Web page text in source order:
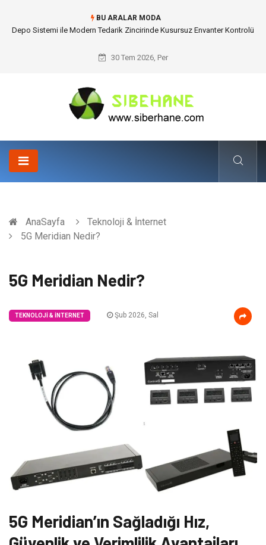
BU ARALAR MODA
Akrilik Boyama Seti ile Evinizde Dijitalden Uzak Bir Deşarj Alanı Tasarlayın
30 Tem 2026, Per
AnaSayfa
Teknoloji & İnternet
5G Meridian Nedir?
5G Meridian Nedir?
TEKNOLOJI & İNTERNET Şub 2026, Sal
5G Meridian’ın Sağladığı Hız,